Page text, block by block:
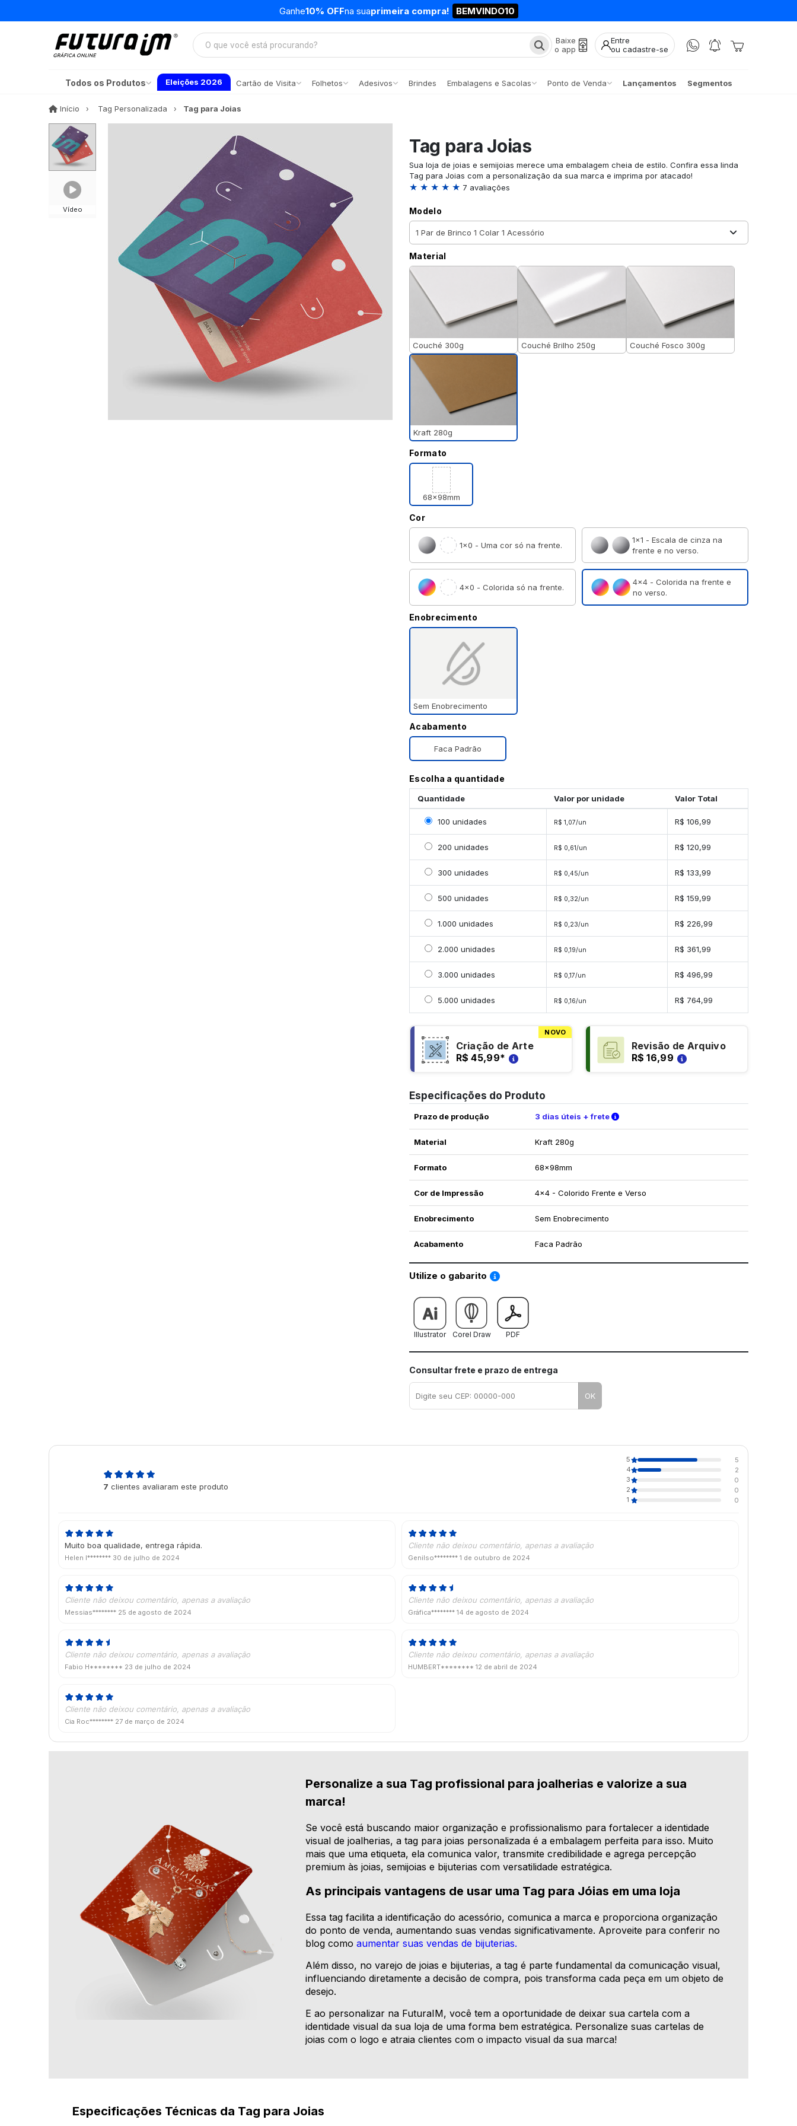
Ganhe10% OFFna suaprimeira compra! BEMVINDO10
Baixe
o app
Entre
ou cadastre-se
Todos os Produtos Eleições 2026 Cartão de Visita Folhetos Adesivos Brindes Embalagens e Sacolas Ponto de Venda Lançamentos Segmentos
Início Início Tag Personalizada Tag para Joias
Vídeo
Tag para Joias
Sua loja de joias e semijoias merece uma embalagem cheia de estilo. Confira essa linda
Tag para Joias com a personalização da sua marca e imprima por atacado!
★ ★ ★ ★ ★ 7 avaliações
Modelo
Material
Couché 300g Couché Brilho 250g Couché Fosco 300g
Kraft 280g
Formato
68x98mm
Cor
1×0 - Uma cor só na frente.
1×1 - Escala de cinza na
frente e no verso.
4×0 - Colorida só na frente.
4×4 - Colorida na frente e
no verso.
Enobrecimento
Sem Enobrecimento
Acabamento
Faca Padrão
Escolha a quantidade
Quantidade Valor por unidade Valor Total
Selecionar 100 unidades
100 unidades R$ 1,07/un R$ 106,99
Selecionar 200 unidades
200 unidades R$ 0,61/un R$ 120,99
Selecionar 300 unidades
300 unidades R$ 0,45/un R$ 133,99
Selecionar 500 unidades
500 unidades R$ 0,32/un R$ 159,99
Selecionar 1000 unidades
1.000 unidades R$ 0,23/un R$ 226,99
Selecionar 2000 unidades
2.000 unidades R$ 0,19/un R$ 361,99
Selecionar 3000 unidades
3.000 unidades R$ 0,17/un R$ 496,99
Selecionar 5000 unidades
5.000 unidades R$ 0,16/un R$ 764,99
NOVO
Criação de Arte
R$ 45,99*
Revisão de Arquivo
R$ 16,99
Especificações do Produto
Prazo de produção 3 dias úteis + frete Verifique as condições de entrega
Material Kraft 280g
Formato 68x98mm
Cor de Impressão 4x4 - Colorido Frente e Verso
Enobrecimento Sem Enobrecimento
Acabamento Faca Padrão
Utilize o gabarito Saiba como utilizar os nossos gabaritos
Illustrator Corel Draw PDF
Consultar frete e prazo de entrega
OK
7 clientes avaliaram este produto
5
5
4
2
3
0
2
0
1
0
Muito boa qualidade, entrega rápida.
Helen l******** 30 de julho de 2024
Cliente não deixou comentário, apenas a avaliação
Genilso******** 1 de outubro de 2024
Cliente não deixou comentário, apenas a avaliação
Messias******** 25 de agosto de 2024
Cliente não deixou comentário, apenas a avaliação
Gráfica******** 14 de agosto de 2024
Cliente não deixou comentário, apenas a avaliação
Fabio H******** 23 de julho de 2024
Cliente não deixou comentário, apenas a avaliação
HUMBERT******** 12 de abril de 2024
Cliente não deixou comentário, apenas a avaliação
Cia Roc******** 27 de março de 2024
Personalize a sua Tag profissional para joalherias e valorize a sua
marca!
Se você está buscando maior organização e profissionalismo para fortalecer a identidade
visual de joalherias, a tag para joias personalizada é a embalagem perfeita para isso. Muito
mais que uma etiqueta, ela comunica valor, transmite credibilidade e agrega percepção
premium às joias, semijoias e bijuterias com versatilidade estratégica.
As principais vantagens de usar uma Tag para Jóias em uma loja
Essa tag facilita a identificação do acessório, comunica a marca e proporciona organização
do ponto de venda, aumentando suas vendas significativamente. Aproveite para conferir no
blog comoaumentar suas vendas de bijuterias.
Além disso, no varejo de joias e bijuterias, a tag é parte fundamental da comunicação visual,
influenciando diretamente a decisão de compra, pois transforma cada peça em um objeto de
desejo.
E ao personalizar na FuturaIM, você tem a oportunidade de deixar sua cartela com a
identidade visual da sua loja de uma forma bem estratégica. Personalize suas cartelas de
joias com o logo e atraia clientes com o impacto visual da sua marca!
Especificações Técnicas da Tag para Joias